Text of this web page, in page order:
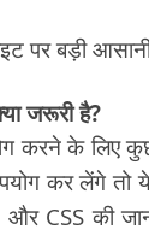
पर बड़ी
जरूरी है?
करने के लिए
कर लेंगे तो
CSS की